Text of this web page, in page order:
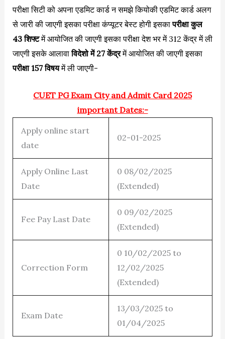
परीक्षा सिटी को अपना एडमिट कार्ड न समझे कियोकी एडमिट कार्ड अलग
से जारी की जाएगी इसका परीक्षा कंप्यूटर बेस्ट होगी इसकापरीक्षा कुल
43 शिफ्टमें आयोजित की जाएगी इसका परीक्षा देश भर में 312 केंद्र में ली
जाएगी इसके आलावाविदेशो में 27 केंद्रमें आयोजित की जाएगी इसका
परीक्षा 157 विषयमें ली जाएगी-
CUET PG Exam City and Admit Card 2025
important Dates:-
Apply online start
date
02-01-2025
Apply Online Last
Date
0 08/02/2025
(Extended)
Fee Pay Last Date
0 09/02/2025
(Extended)
Correction Form
0 10/02/2025 to
12/02/2025
(Extended)
Exam Date
13/03/2025 to
01/04/2025